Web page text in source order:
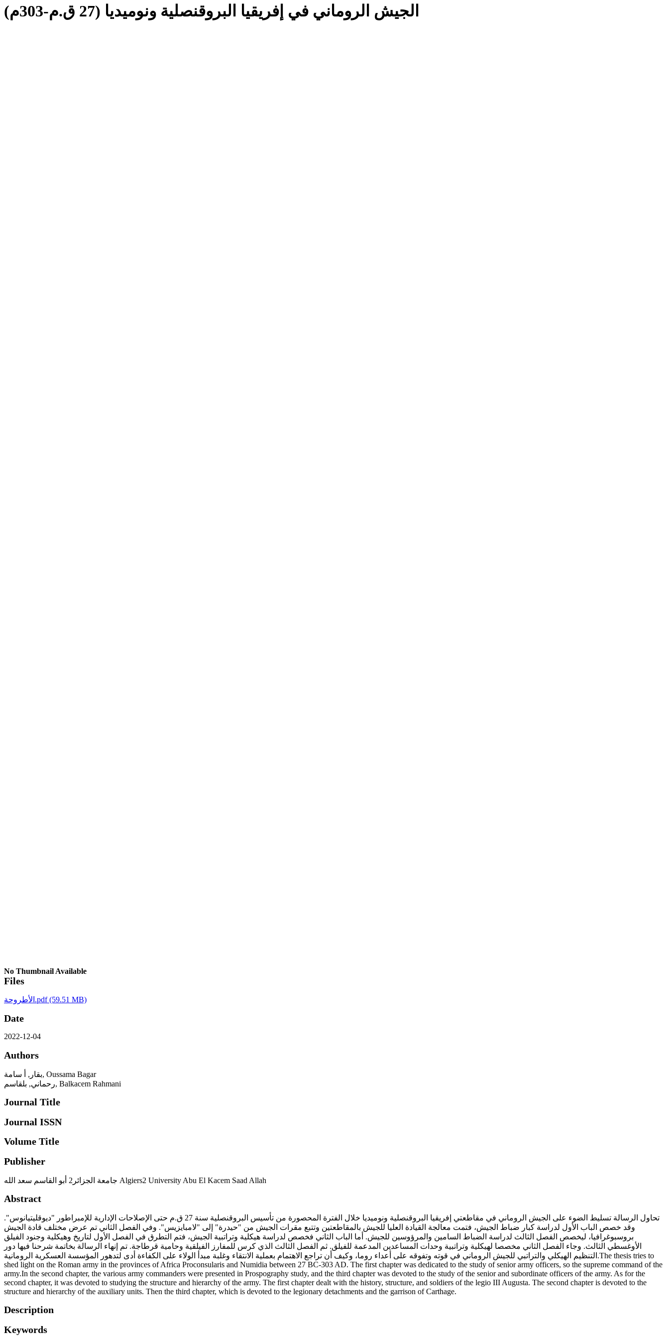
الجيش الروماني في إفريقيا البروقنصلية ونوميديا (27 ق.م-303م)
No Thumbnail Available
Files
الأطروحة.pdf(59.51 MB)
Date
2022-12-04
Authors
بقار, أ سامة, Oussama Bagar
رحماني, بلقاسم, Balkacem Rahmani
Journal Title
Journal ISSN
Volume Title
Publisher
جامعة الجزائر2 أبو القاسم سعد الله Algiers2 University Abu El Kacem Saad Allah
Abstract
تحاول الرسالة تسليط الضوء على الجيش الروماني في مقاطعتي إفريقيا البروقنصلية ونوميديا خلال الفترة المحصورة من تأسيس البروقنصلية سنة 27 ق.م حتى الإصلاحات الإدارية للإمبراطور "ديوقليتيانوس".
وقد خصص الباب الأول لدراسة كبار ضباط الجيش، فتمت معالجة القيادة العليا للجيش بالمقاطعتين وتتبع مقرات الجيش من "حيدرة" إلى "لامبايزيس". وفي الفصل الثاني تم عرض مختلف قادة الجيش
بروسبوغرافيا، ليخصص الفصل الثالث لدراسة الضباط السامين والمرؤوسين للجيش. أما الباب الثاني فخصص لدراسة هيكلية وتراتبية الجيش، فتم التطرق في الفصل الأول لتاريخ وهيكلية وجنود الفيلق
الأوغسطي الثالث. وجاء الفصل الثاني مخصصا لهيكلية وتراتبية وحدات المساعدين المدعمة للفيلق. ثم الفصل الثالث الذي كرس للمفارز الفيلقية وحامية قرطاجة. تم إنهاء الرسالة بخاتمة شرحنا فيها دور
التنظيم الهيكلي والتراتبي للجيش الروماني في قوته وتفوقه على أعداء روما، وكيف أن تراجع الاهتمام بعملية الانتقاء وغلبة مبدأ الولاء على الكفاءة أدى لتدهور المؤسسة العسكرية الرومانية.The thesis tries to
shed light on the Roman army in the provinces of Africa Proconsularis and Numidia between 27 BC-303 AD. The first chapter was dedicated to the study of senior army officers, so the supreme command of the
army.In the second chapter, the various army commanders were presented in Prospography study, and the third chapter was devoted to the study of the senior and subordinate officers of the army. As for the
second chapter, it was devoted to studying the structure and hierarchy of the army. The first chapter dealt with the history, structure, and soldiers of the legio III Augusta. The second chapter is devoted to the
structure and hierarchy of the auxiliary units. Then the third chapter, which is devoted to the legionary detachments and the garrison of Carthage.
Description
Keywords